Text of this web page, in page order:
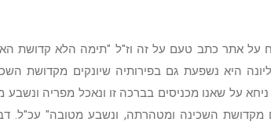
על אתר כתב טעם על זה וז"ל "תימה הלא קדושת
היא נשפעת גם בפירותיה שיונקים מקדושת
ניחא על שאנו מכניסים בברכה זו ונאכל מפריה ונשבע
מקדושת השכינה ומטהרתה, ונשבע מטובה" עכ"ל.